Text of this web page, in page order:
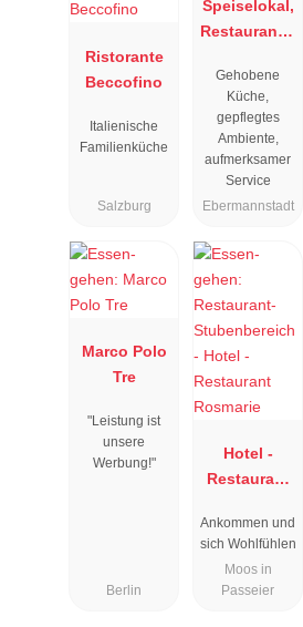
Ristorante
Beccofino
Italienische
Familienküche
Salzburg
Speiselokal,
Restaurant "
"
Gehobene
Küche,
gepflegtes
Ambiente,
aufmerksamer
Service
Ebermannstadt
Marco Polo
Tre
"Leistung ist
unsere
Werbung!"
Berlin
Hotel -
Restaurant
Ankommen und
sich Wohlfühlen
Moos in
Passeier